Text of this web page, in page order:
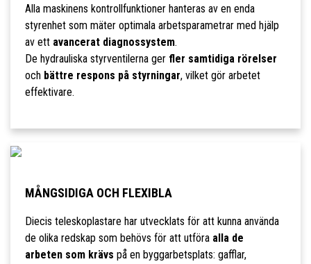
Alla maskinens kontrollfunktioner hanteras av en enda
styrenhet som mäter optimala arbetsparametrar med hjälp
av ett avancerat diagnossystem.
De hydrauliska styrventilerna ger fler samtidiga rörelser
och bättre respons på styrningar, vilket gör arbetet
effektivare.
MÅNGSIDIGA OCH FLEXIBLA
Diecis teleskoplastare har utvecklats för att kunna använda
de olika redskap som behövs för att utföra alla de
arbeten som krävs på en byggarbetsplats: gafflar,